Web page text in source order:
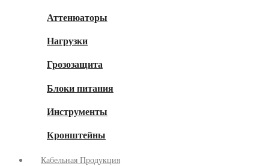
Аттенюаторы
Нагрузки
Грозозащита
Блоки питания
Инструменты
Кронштейны
Кабельная Продукция